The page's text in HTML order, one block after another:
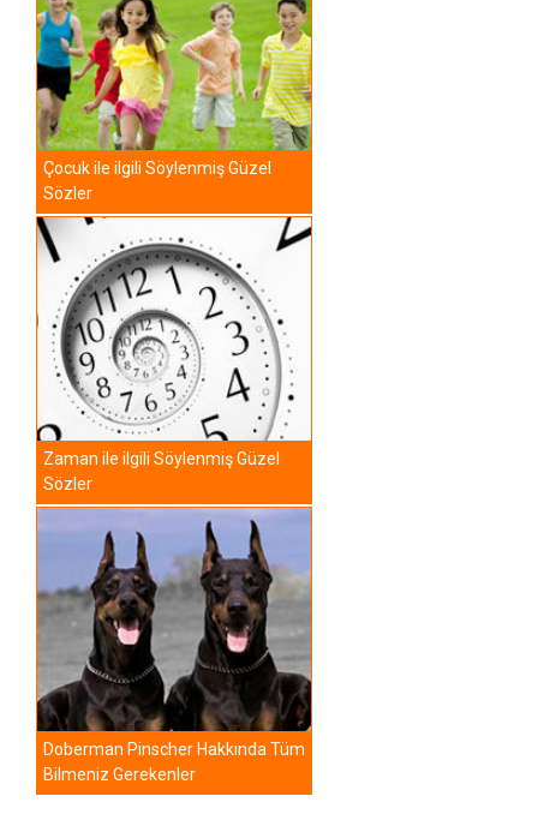
Çocuk ile ilgili Söylenmiş Güzel
Sözler
Zaman ile ilgili Söylenmiş Güzel
Sözler
Doberman Pinscher Hakkında Tüm
Bilmeniz Gerekenler